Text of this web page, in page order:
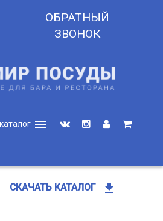
ОБРАТНЫЙ
ЗВОНОК
menu
СКАЧАТЬ КАТАЛОГ get_app